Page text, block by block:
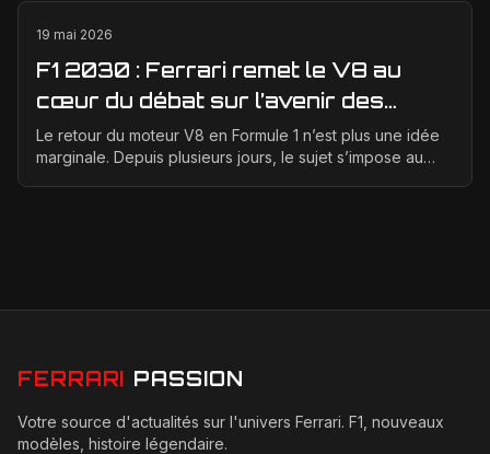
19 mai 2026
F1 2030 : Ferrari remet le V8 au
cœur du débat sur l’avenir des
moteurs
Le retour du moteur V8 en Formule 1 n’est plus une idée
marginale. Depuis plusieurs jours, le sujet s’impose au
FERRARI PASSION
Votre source d'actualités sur l'univers Ferrari. F1, nouveaux
modèles, histoire légendaire.